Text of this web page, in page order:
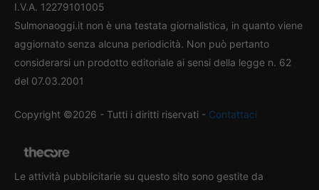
I.V.A. 12279101005
Sulmonaoggi.it non è una testata giornalistica, in quanto viene
aggiornato senza alcuna periodicità. Non può pertanto
considerarsi un prodotto editoriale ai sensi della legge n. 62
del 07.03.2001
Copyright ©2026 - Tutti i diritti riservati - Contattaci
Le attività pubblicitarie su questo sito sono gestite da